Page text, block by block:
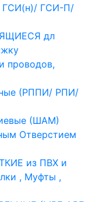
ГСИ(н)/ ГСИ-П/
дл
проводов,
(РППИ/ РПИ/
(ШАМ)
Отверстием
из ПВХ и
, Муфты ,